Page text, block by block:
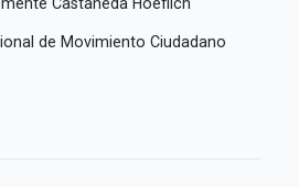
de Movimiento Ciudadano